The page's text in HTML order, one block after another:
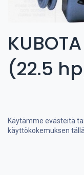
Suodattimet
(22.5
Käytämme evästeitä
käyttökokemuksen